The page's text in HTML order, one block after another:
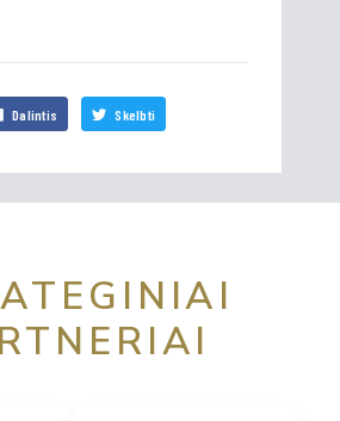
Dalintis Skelbti